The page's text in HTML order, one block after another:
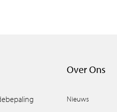
Over Ons
Nieuws